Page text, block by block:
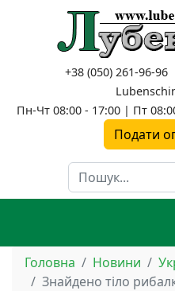
+38 (050) 261-96-96
Пн-Чт 08:00 - 17:00 | Пт
Подати
Пошук
Головна Новини
Знайдено тіло